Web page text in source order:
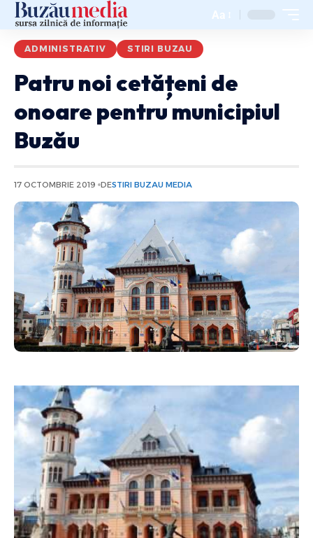
Aa
ADMINISTRATIV STIRI BUZAU
Patru noi cetățeni de
onoare pentru municipiul
Buzău
17 OCTOMBRIE 2019 DESTIRI BUZAU MEDIA